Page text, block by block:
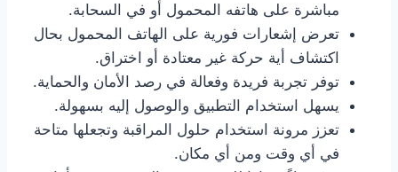
مباشرة على هاتفه المحمول أو في السحابة.
تعرض إشعارات فورية على الهاتف المحمول بحال
اكتشاف أية حركة غير معتادة أو اختراق.
توفر تجربة فريدة وفعالة في رصد الأمان والحماية.
يسهل استخدام التطبيق والوصول إليه بسهولة.
تعزز مرونة استخدام حلول المراقبة وتجعلها متاحة
في أي وقت ومن أي مكان.